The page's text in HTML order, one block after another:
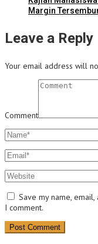
Margin
Leave a Reply
Your email address will
Comment
Save my name,
I comment.